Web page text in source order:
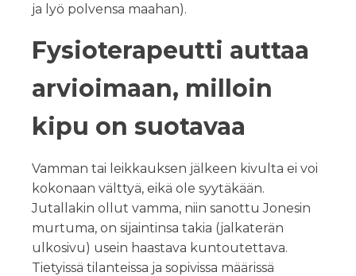
ja lyö polvensa maahan).
Fysioterapeutti auttaa
arvioimaan, milloin
kipu on suotavaa
Vamman tai leikkauksen jälkeen kivulta ei voi
kokonaan välttyä, eikä ole syytäkään.
Jutallakin ollut vamma, niin sanottu Jonesin
murtuma, on sijaintinsa takia (jalkaterän
ulkosivu) usein haastava kuntoutettava.
Tietyissä tilanteissa ja sopivissa määrissä